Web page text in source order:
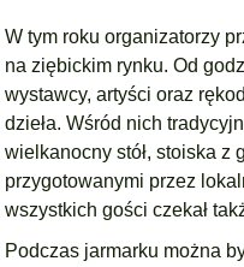
W tym roku organizatorzy
na ziębickim rynku. Od
wystawcy, artyści oraz
dzieła. Wśród nich
wielkanocny stół, stoiska z
przygotowanymi przez
wszystkich gości czekał
Podczas jarmarku można